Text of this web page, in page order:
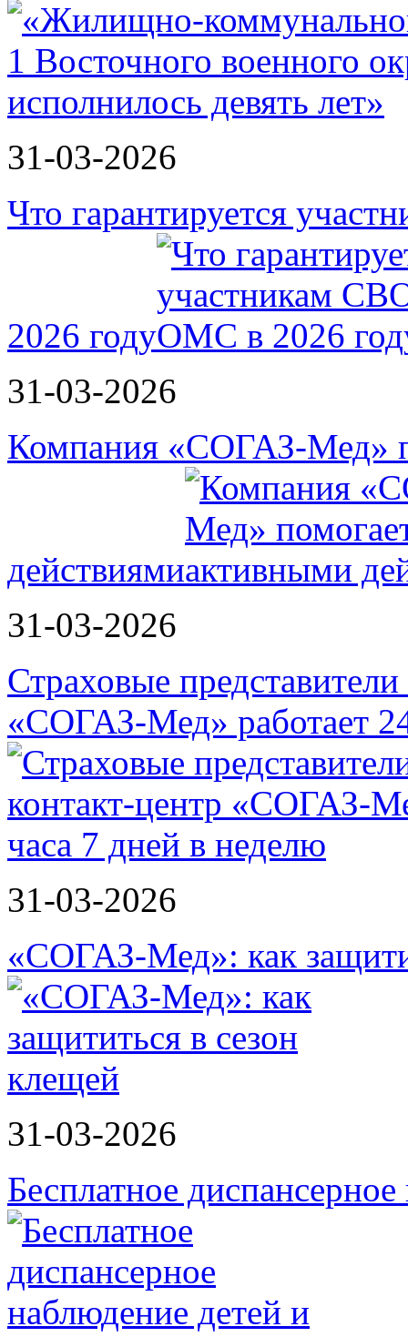
31-03-2026
Что гарантируется
2026 году
31-03-2026
Компания «СОГАЗ-Мед»
действиями
31-03-2026
Страховые представители
«СОГАЗ-Мед» работает
31-03-2026
«СОГАЗ-Мед»: как
31-03-2026
Бесплатное